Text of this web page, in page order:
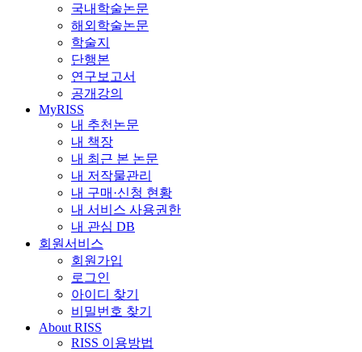
국내학술논문
해외학술논문
학술지
단행본
연구보고서
공개강의
MyRISS
내 추천논문
내 책장
내 최근 본 논문
내 저작물관리
내 구매·신청 현황
내 서비스 사용권한
내 관심 DB
회원서비스
회원가입
로그인
아이디 찾기
비밀번호 찾기
About RISS
RISS 이용방법